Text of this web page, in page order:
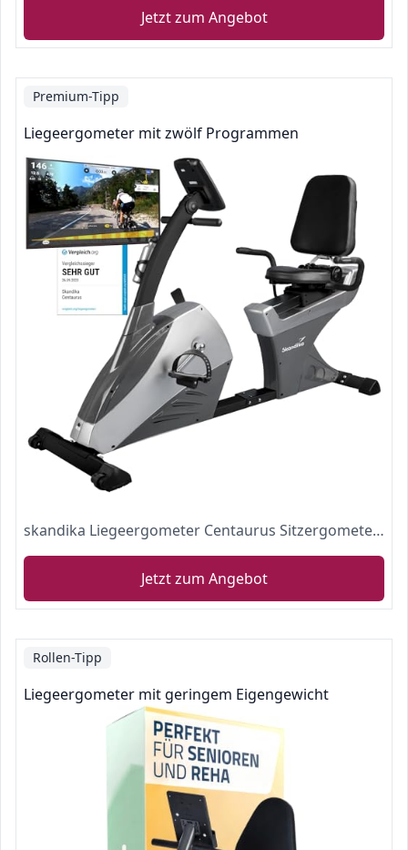
Jetzt zum Angebot
Premium-Tipp
Liegeergometer mit zwölf Programmen
skandika Liegeergometer Centaurus Sitzergometer Heimtrainer Liegeheimtrainer | 13kg Schwungmasse
Jetzt zum Angebot
Rollen-Tipp
Liegeergometer mit geringem Eigengewicht